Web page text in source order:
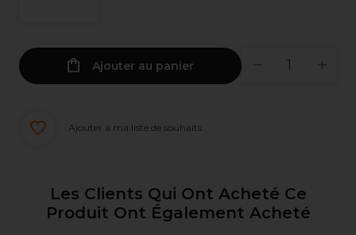
Ajouter au panier
Ajouter à ma liste de souhaits
Les Clients Qui Ont Acheté Ce
Produit Ont Également Acheté